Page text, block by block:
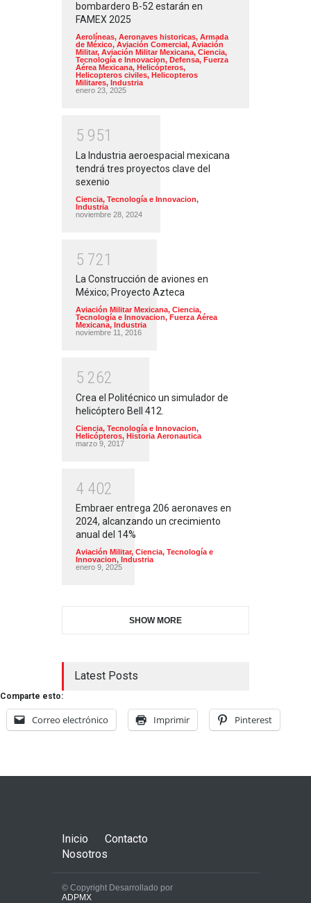
bombardero B-52 estarán en
FAMEX 2025
Aerolíneas, Aeronaves historicas, Armada
de México, Aviación Comercial, Aviación
Militar, Aviación Militar Mexicana, Ciencia,
Tecnología e Innovacion, Defensa, Fuerza
Aérea Mexicana, Helicópteros,
Helicopteros civiles, Helicopteros
Militares, Industria
enero 23, 2025
5 951
La Industria aeroespacial mexicana
tendrá tres proyectos clave del
sexenio
Ciencia, Tecnología e Innovacion,
Industria
noviembre 28, 2024
5 721
La Construcción de aviones en
México; Proyecto Azteca
Aviación Militar Mexicana, Ciencia,
Tecnología e Innovacion, Fuerza Aérea
Mexicana, Industria
noviembre 11, 2016
5 262
Crea el Politécnico un simulador de
helicóptero Bell 412.
Ciencia, Tecnología e Innovacion,
Helicópteros, Historia Aeronautica
marzo 9, 2017
4 402
Embraer entrega 206 aeronaves en
2024, alcanzando un crecimiento
anual del 14%
Aviación Militar, Ciencia, Tecnología e
Innovacion, Industria
enero 9, 2025
SHOW MORE
Latest Posts
Comparte esto:
Correo electrónico Imprimir Pinterest
Inicio
Contacto
Nosotros
© Copyright Desarrollado por
ADPMX